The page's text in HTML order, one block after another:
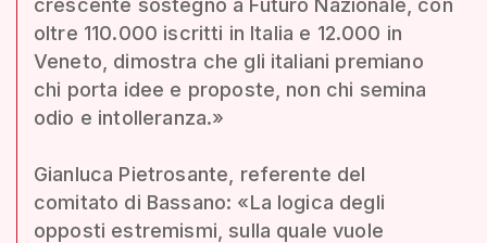
crescente sostegno a Futuro Nazionale, con
oltre 110.000 iscritti in Italia e 12.000 in
Veneto, dimostra che gli italiani premiano
chi porta idee e proposte, non chi semina
odio e intolleranza.»
Gianluca Pietrosante, referente del
comitato di Bassano: «La logica degli
opposti estremismi, sulla quale vuole